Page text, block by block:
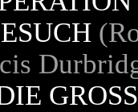
GROSSE